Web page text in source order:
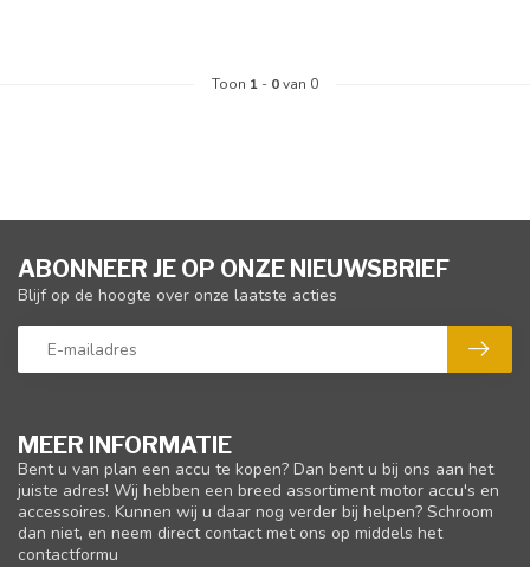
Toon 1 - 0van 0
MEER INFORMATIE
Bent u van plan een accu te kopen? Dan bent u bij ons aan het
juiste adres! Wij hebben een breed assortiment motor accu's en
accessoires. Kunnen wij u daar nog verder bij helpen? Schroom
dan niet, en neem direct contact met ons op middels het
contactformu
ABONNEER JE OP ONZE NIEUWSBRIEF
Blijf op de hoogte over onze laatste acties